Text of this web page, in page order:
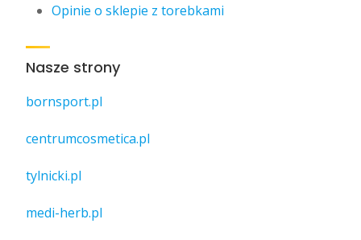
Opinie o sklepie z torebkami
Nasze strony
bornsport.pl
centrumcosmetica.pl
tylnicki.pl
medi-herb.pl